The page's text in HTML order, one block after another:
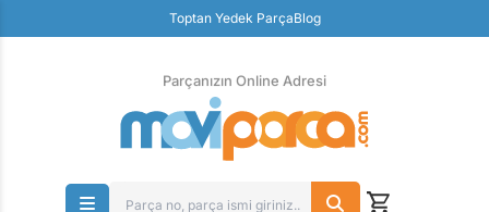
Toptan Yedek ParçaBlog
Ücretsiz İade
Parçanızın Online Adresi